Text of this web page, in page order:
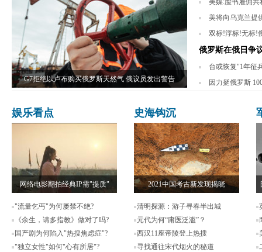
G7拒绝以卢布购买俄罗斯天然气 俄议员发出警告
美媒:脸书雇佣共
美将向乌克兰提
双标!浮标!无标!
俄罗斯在俄日争
台或恢复"1年征
因力挺俄罗斯
娱乐看点
网络电影翻拍经典IP需"提质"
"流量乞丐"为何屡禁不绝?
《余生，请多指教》做对了吗?
国产剧为何陷入"热搜焦虑症"?
"独立女性"如何"心有所居"?
史海钩沉
2021中国考古新发现揭晓
清明探源：游子寻春半出城
元代为何“庸医泛滥”？
西汉11座帝陵登上热搜
寻找通往宋代烟火的秘道